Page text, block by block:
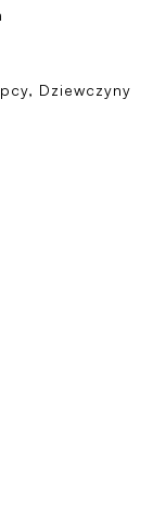
Dziewczyny